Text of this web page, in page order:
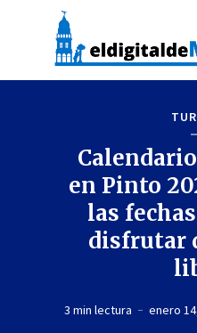
en Pinto
las
disfrutar
3 min lectura enero